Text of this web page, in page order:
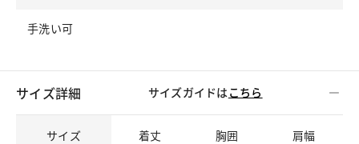
手洗い可
サイズ詳細 サイズガイドはこちら
サイズ 着丈 胸囲 肩幅